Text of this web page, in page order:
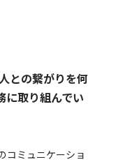
との繋がりを何
に取り組んでい
コミュニケーショ